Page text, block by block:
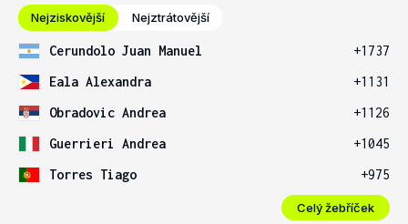
Nejziskovější Nejztrátovější
Cerundolo Juan Manuel
+1737
Eala Alexandra
+1131
Obradovic Andrea
+1126
Guerrieri Andrea
+1045
Torres Tiago
+975
Celý žebříček